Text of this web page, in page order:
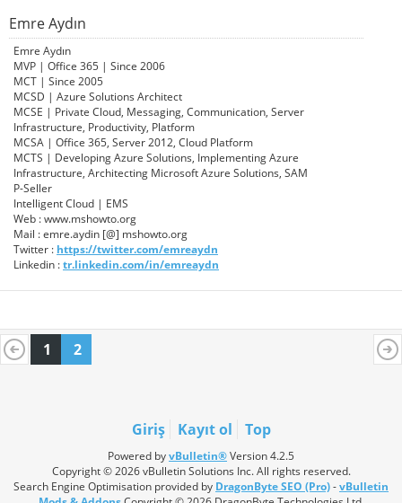
Emre Aydın
Emre Aydın
MVP | Office 365 | Since 2006
MCT | Since 2005
MCSD | Azure Solutions Architect
MCSE | Private Cloud, Messaging, Communication, Server
Infrastructure, Productivity, Platform
MCSA | Office 365, Server 2012, Cloud Platform
MCTS | Developing Azure Solutions, Implementing Azure
Infrastructure, Architecting Microsoft Azure Solutions, SAM
P-Seller
Intelligent Cloud | EMS
Web : www.mshowto.org
Mail : emre.aydin [@] mshowto.org
Twitter : https://twitter.com/emreaydn
Linkedin :tr.linkedin.com/in/emreaydn
1 2
Giriş Kayıt ol Top
Powered byvBulletin®Version 4.2.5
Copyright © 2026 vBulletin Solutions Inc. All rights reserved.
Search Engine Optimisation provided by DragonByte SEO (Pro)-vBulletin